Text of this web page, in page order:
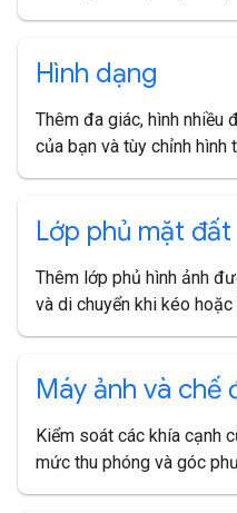
Hình dạng
Thêm đa giác, hình nhiều
của bạn và tùy chỉnh hình
Lớp phủ mặt đất
Thêm lớp phủ hình ảnh
và di chuyển khi kéo
Máy ảnh và chế
Kiểm soát các khía cạnh
mức thu phóng và góc